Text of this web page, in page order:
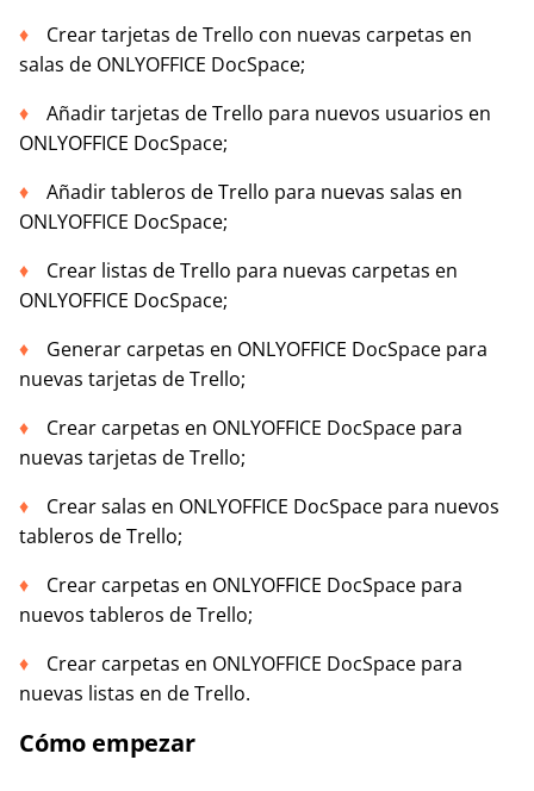
Crear tarjetas de Trello con nuevas carpetas en
salas de ONLYOFFICE DocSpace;
Añadir tarjetas de Trello para nuevos usuarios en
ONLYOFFICE DocSpace;
Añadir tableros de Trello para nuevas salas en
ONLYOFFICE DocSpace;
Crear listas de Trello para nuevas carpetas en
ONLYOFFICE DocSpace;
Generar carpetas en ONLYOFFICE DocSpace para
nuevas tarjetas de Trello;
Crear carpetas en ONLYOFFICE DocSpace para
nuevas tarjetas de Trello;
Crear salas en ONLYOFFICE DocSpace para nuevos
tableros de Trello;
Crear carpetas en ONLYOFFICE DocSpace para
nuevos tableros de Trello;
Crear carpetas en ONLYOFFICE DocSpace para
nuevas listas en de Trello.
Cómo empezar